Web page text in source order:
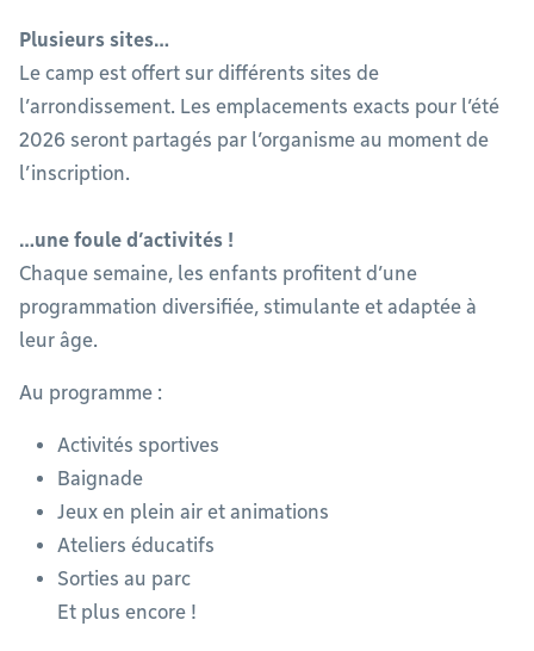
Plusieurs sites…
Le camp est offert sur différents sites de
l’arrondissement. Les emplacements exacts pour l’été
2026 seront partagés par l’organisme au moment de
l’inscription.
…une foule d’activités !
Chaque semaine, les enfants profitent d’une
programmation diversifiée, stimulante et adaptée à
leur âge.
Au programme :
Activités sportives
Baignade
Jeux en plein air et animations
Ateliers éducatifs
Sorties au parc
Et plus encore !